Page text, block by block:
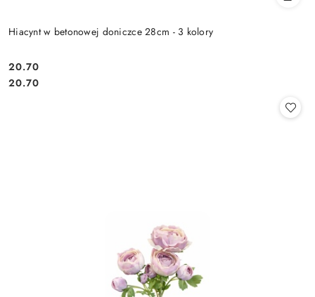
Hiacynt w betonowej doniczce 28cm - 3 kolory
Cena:
20.70
Cena:
20.70